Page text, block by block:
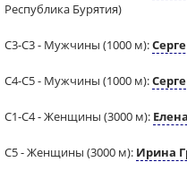
Республика Бурятия)
С3-С3 - Мужчины (1000 м):
С4-С5 - Мужчины (1000 м):
С1-С4 - Женщины (3000 м):
С5 - Женщины (3000 м): Ирина